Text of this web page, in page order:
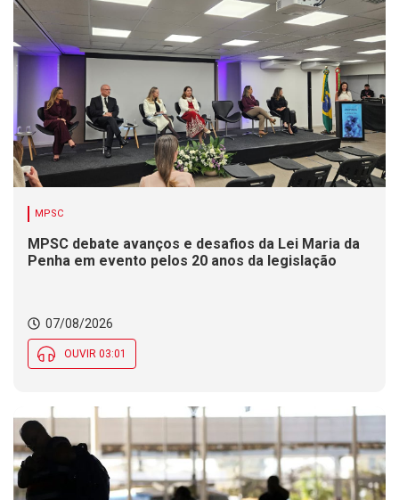
MPSC
MPSC debate avanços e desafios da Lei Maria da
Penha em evento pelos 20 anos da legislação
07/08/2026
OUVIR 03:01